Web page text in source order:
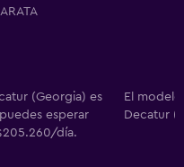
(Georgia) es
esperar
día.
El
Decatur